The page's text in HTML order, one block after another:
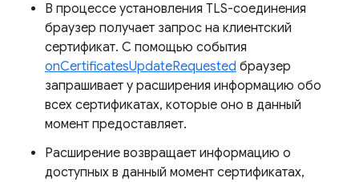
В процессе установления TLS-соединения
браузер получает запрос на клиентский
сертификат. С помощью события
onCertificatesUpdateRequested браузер
запрашивает у расширения информацию обо
всех сертификатах, которые оно в данный
момент предоставляет.
Расширение возвращает информацию о
доступных в данный момент сертификатах,